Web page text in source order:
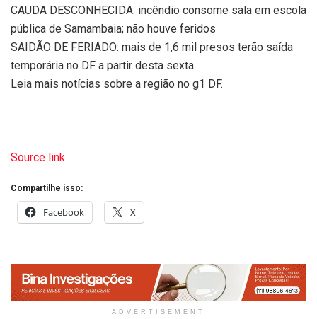
CAUDA DESCONHECIDA: incêndio consome sala em escola
pública de Samambaia; não houve feridos
SAIDÃO DE FERIADO: mais de 1,6 mil presos terão saída
temporária no DF a partir desta sexta
Leia mais notícias sobre a região no g1 DF.
Source link
Compartilhe isso:
Facebook X
ADVERTISEMENT